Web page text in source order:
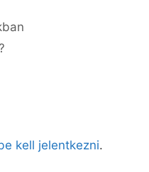
kell jelentkezni.